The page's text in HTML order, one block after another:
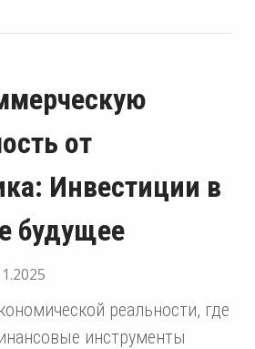
от
Инвестиции в
будущее
реальности, где
инструменты